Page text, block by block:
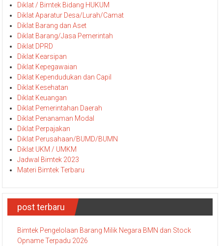
Diklat / Bimtek Bidang HUKUM
Diklat Aparatur Desa/Lurah/Camat
Diklat Barang dan Aset
Diklat Barang/Jasa Pemerintah
Diklat DPRD
Diklat Kearsipan
Diklat Kepegawaian
Diklat Kependudukan dan Capil
Diklat Kesehatan
Diklat Keuangan
Diklat Pemerintahan Daerah
Diklat Penanaman Modal
Diklat Perpajakan
Diklat Perusahaan/BUMD/BUMN
Diklat UKM / UMKM
Jadwal Bimtek 2023
Materi Bimtek Terbaru
post terbaru
Bimtek Pengelolaan Barang Milik Negara BMN dan Stock
Opname Terpadu 2026